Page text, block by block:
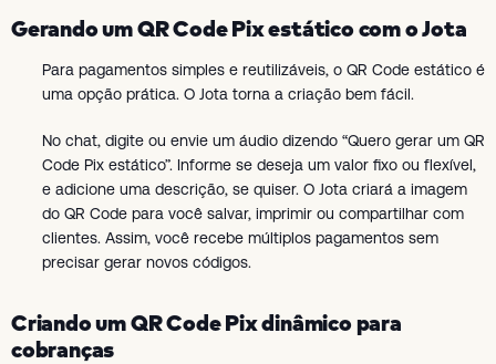
Gerando um QR Code Pix estático com o Jota
Para pagamentos simples e reutilizáveis, o QR Code estático é
uma opção prática. O Jota torna a criação bem fácil.
No chat, digite ou envie um áudio dizendo “Quero gerar um QR
Code Pix estático”. Informe se deseja um valor fixo ou flexível,
e adicione uma descrição, se quiser. O Jota criará a imagem
do QR Code para você salvar, imprimir ou compartilhar com
clientes. Assim, você recebe múltiplos pagamentos sem
precisar gerar novos códigos.
Criando um QR Code Pix dinâmico para
cobranças